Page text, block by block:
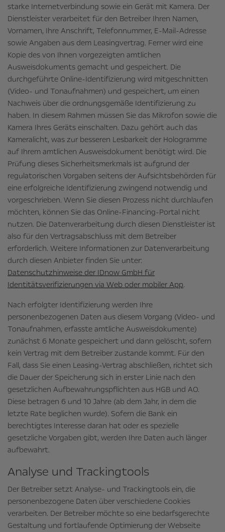
starke Internetverbindung sowie ein Gerät mit Kamera. Der
Dienstleister verarbeitet für den Betreiber Ihren Namen,
Vornamen, Ihre Anschrift, Telefonnummer, E-Mail-Adresse
sowie Angaben aus dem Leasingvertrag. Ferner wird eine
Kopie des von Ihnen vorgezeigten amtlichen
Ausweisdokuments gemacht und gespeichert. Die
durchgeführte Online-Identifizierung wird mitgeschnitten
(Video- und Tonaufnahmen) und gespeichert, um einen
Nachweis über die ordnungsgemäße Identifizierung zu
haben. In diesem Rahmen müssen Sie das Mikrofon sowie die
Kamera Ihres Geräts einschalten. Dazu gehört auch das
Kameralicht, was zur besseren Lesbarkeit der Hologramme
auf Ihrem amtlichen Ausweisdokument benötigt wird. Die
Prüfung dieses Sicherheitsmerkmals ist aufgrund der
regulatorischen Vorgaben seitens der Aufsichtsbehörden für
eine erfolgreiche Identifizierung zwingend notwendig und
vorgeschrieben. Wenn Sie diesen Prozess nicht durchlaufen
möchten, können Sie das Online-Financing-Portal nicht
nutzen. Die Datenverarbeitung durch diesen Dienstleister ist
also für den Vertragsabschluss mit dem Betreiber
erforderlich. Weitere Informationen zur Datenverarbeitung
durch diesen Anbieter finden Sie unter:
Datenschutzhinweise der IDnow GmbH für
Identitätsverifizierungen via Web oder mobiler App.
Nach erfolgter Identifizierung werden Ihre
personenbezogenen Daten aus diesem Vorgang (Video- und
Tonaufnahmen, erfasste amtliche Ausweisdokumente)
zunächst 6 Monate gespeichert und dann gelöscht, sofern
kein Vertrag mit dem Betreiber zustande kommt. Für den
Fall, dass Sie einen Leasing-Vertrag abschließen, richtet sich
die Dauer der Speicherung sich in erster Linie nach den
gesetzlichen Aufbewahrungspflichten aus HGB und AO.
Diese betragen 6 und 10 Jahre (ab dem Jahr, in dem die
letzte Rate beglichen wurde). Sofern die Bank ein
berechtigtes Interesse daran hat oder es spezielle
gesetzliche Vorgaben gibt, werden Ihre Daten auch länger
aufbewahrt.
Analyse und Trackingtools
Der Betreiber setzt Analyse- und Trackingtools ein, die
personenbezogene Daten über verschiedene Cookies
verarbeiten. Der Betreiber möchte so eine bedarfsgerechte
Gestaltung und fortlaufende Optimierung der Webseite